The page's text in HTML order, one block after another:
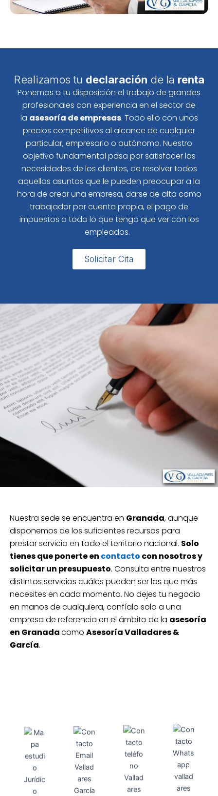
Realizamos tu declaración de la renta
Ponemos a tu disposición el trabajo de grandes
profesionales con experiencia en el sector de
la asesoría de empresas. Todo ello con unos
precios competitivos al alcance de cualquier
particular, empresario o autónomo. Nuestro
objetivo fundamental pasa por satisfacer las
necesidades de los clientes, de resolver todos
aquellos asuntos que le pueden preocupar a la
hora de crear una empresa, darse de alta como
trabajador por cuenta propia, el pago de
impuestos o todo lo que tenga que ver con los
empleados.
Solicitar Cita
Nuestra sede se encuentra en Granada, aunque
disponemos de los suficientes recursos para
prestar servicio en todo el territorio nacional. Solo
tienes que ponerte en contacto con nosotros y
solicitar un presupuesto. Consulta entre nuestros
distintos servicios cuáles pueden ser los que más
necesites en cada momento. No dejes tu negocio
en manos de cualquiera, confíalo solo a una
empresa de referencia en el ámbito de la asesoría
en Granadacomo Asesoría Valladares &
García.